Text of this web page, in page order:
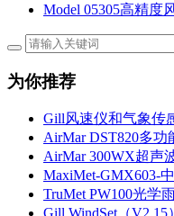
Model 05305高精度
为你推荐
Gill风速仪和气象传
AirMar DST820多
AirMar 300WX超声
MaxiMet-GMX603-
TruMet PW100光学